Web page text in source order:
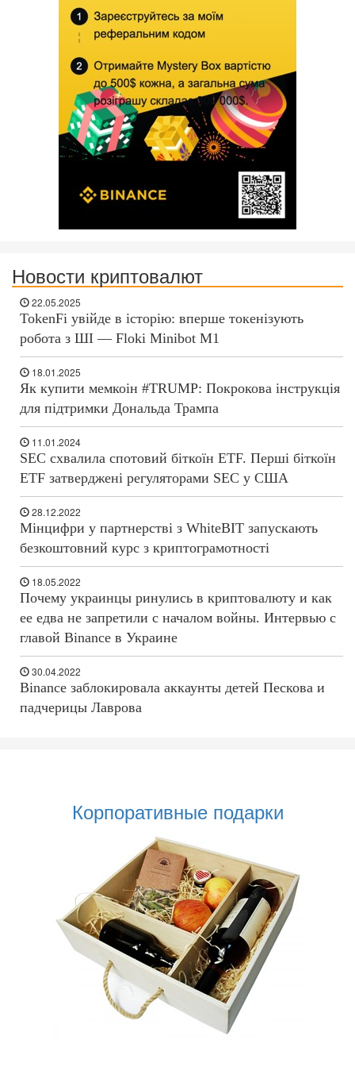
Новости криптовалют
22.05.2025
TokenFi увійде в історію: вперше токенізують
робота з ШІ — Floki Minibot M1
18.01.2025
Як купити мемкоін #TRUMP: Покрокова інструкція
для підтримки Дональда Трампа
11.01.2024
SEC схвалила спотовий біткоїн ETF. Перші біткоїн
ETF затверджені регуляторами SEC у США
28.12.2022
Мінцифри у партнерстві з WhiteBIT запускають
безкоштовний курс з криптограмотності
18.05.2022
Почему украинцы ринулись в криптовалюту и как
ее едва не запретили с началом войны. Интервью с
главой Binance в Украине
30.04.2022
Binance заблокировала аккаунты детей Пескова и
падчерицы Лаврова
Корпоративные подарки